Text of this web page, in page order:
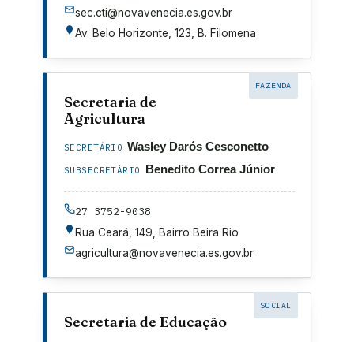
sec.cti@novavenecia.es.gov.br
Av. Belo Horizonte, 123, B. Filomena
FAZENDA
Secretaria de
Agricultura
SECRETÁRIO Wasley Darós Cesconetto
SUBSECRETÁRIO Benedito Correa Júnior
27 3752-9038
Rua Ceará, 149, Bairro Beira Rio
agricultura@novavenecia.es.gov.br
SOCIAL
Secretaria de Educação